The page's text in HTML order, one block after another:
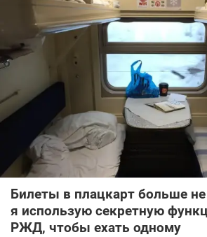
Билеты в плацкарт больше
я использую секретную
РЖД, чтобы ехать одному